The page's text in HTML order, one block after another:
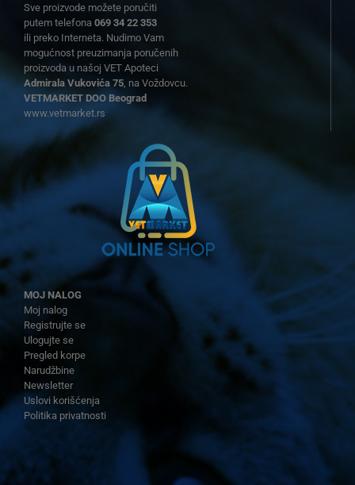
Sve proizvode možete poručiti
putem telefona 069 34 22 353
ili preko Interneta. Nudimo Vam
mogućnost preuzimanja poručenih
proizvoda u našoj VET Apoteci
Admirala Vukovića 75, na Voždovcu.
VETMARKET DOO Beograd
www.vetmarket.rs
MOJ NALOG
Moj nalog
Registrujte se
Ulogujte se
Pregled korpe
Narudžbine
Newsletter
Uslovi korišćenja
Politika privatnosti